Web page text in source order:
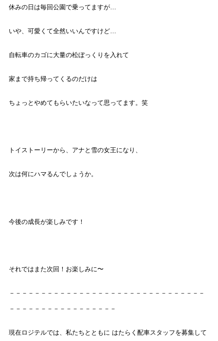
休みの日は毎回公園で乗ってますが…
いや、可愛くて全然いいんですけど…
自転車のカゴに大量の松ぼっくりを入れて
家まで持ち帰ってくるのだけは
ちょっとやめてもらいたいなって思ってます。笑
トイストーリーから、アナと雪の女王になり、
次は何にハマるんでしょうか。
今後の成長が楽しみです！
それではまた次回！お楽しみに〜
－－－－－－－－－－－－－－－－－－－－－－－－－－－－－－－
－－－－－－－－－－－－－－－－－
現在ロジテルでは、私たちとともに はたらく配車スタッフを募集して